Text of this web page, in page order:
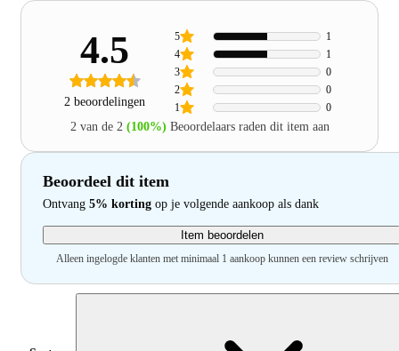
4.5
2 beoordelingen 1 0
2 0
3 0
4 1
5 1
2 van de 2 (100%) Beoordelaars raden dit item aan
Beoordeel dit item
Ontvang 5% korting op je volgende aankoop als dank
Item beoordelen
Alleen ingelogde klanten met minimaal 1 aankoop kunnen een review schrijven